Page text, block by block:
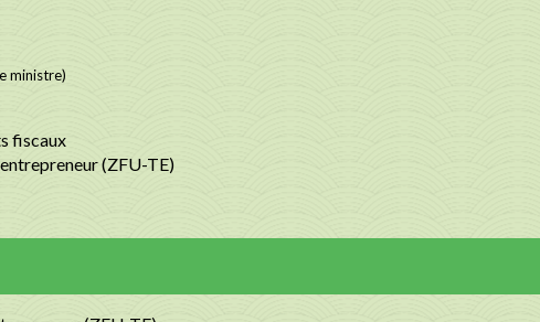
ministre)
fiscaux
(ZFU-TE)